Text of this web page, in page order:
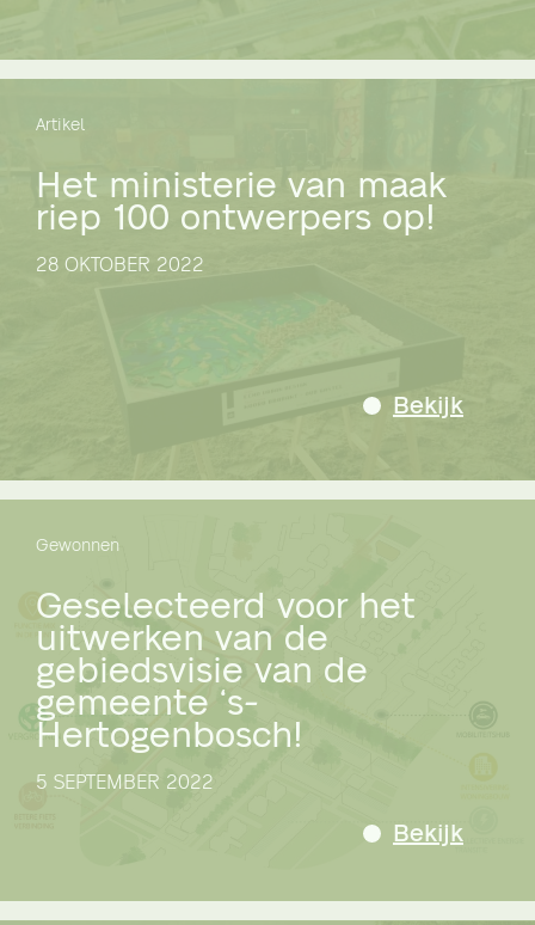
Artikel
Het ministerie van maak
riep 100 ontwerpers op!
28 OKTOBER 2022
Bekijk
Gewonnen
Geselecteerd voor het
uitwerken van de
gebiedsvisie van de
gemeente ‘s-
Hertogenbosch!
5 SEPTEMBER 2022
Bekijk